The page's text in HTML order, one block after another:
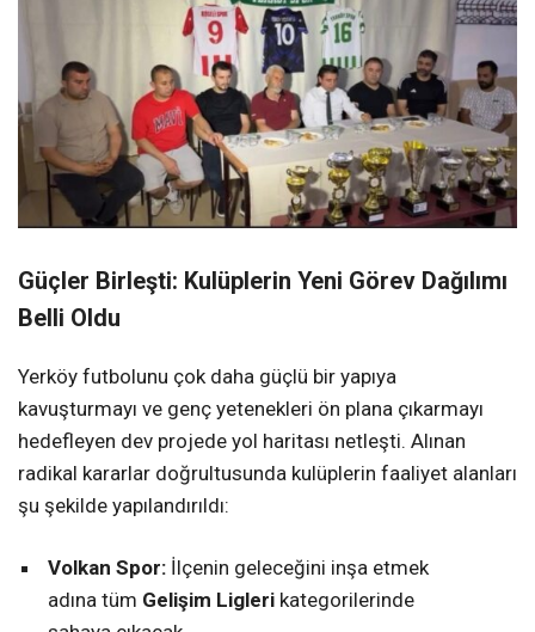
Güçler Birleşti: Kulüplerin Yeni Görev Dağılımı
Belli Oldu
Yerköy futbolunu çok daha güçlü bir yapıya
kavuşturmayı ve genç yetenekleri ön plana çıkarmayı
hedefleyen dev projede yol haritası netleşti. Alınan
radikal kararlar doğrultusunda kulüplerin faaliyet alanları
şu şekilde yapılandırıldı:
Volkan Spor: İlçenin geleceğini inşa etmek
adına tüm Gelişim Ligleri kategorilerinde